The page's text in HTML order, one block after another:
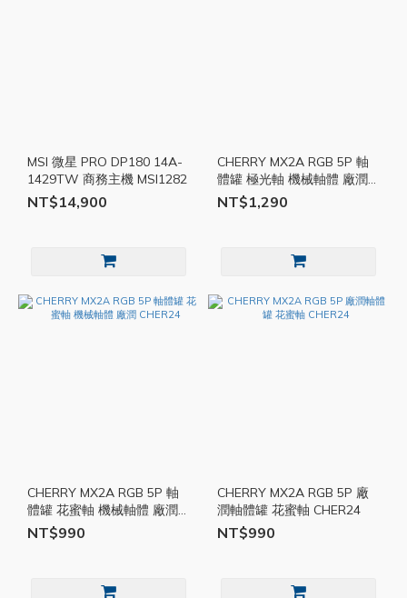
MSI 微星 PRO DP180 14A-
1429TW 商務主機 MSI1282
NT$14,900
CHERRY MX2A RGB 5P 軸
體罐 極光軸 機械軸體 廠潤
CHER24
NT$1,290
CHERRY MX2A RGB 5P 軸
體罐 花蜜軸 機械軸體 廠潤
CHER24
NT$990
CHERRY MX2A RGB 5P 廠
潤軸體罐 花蜜軸 CHER24
NT$990